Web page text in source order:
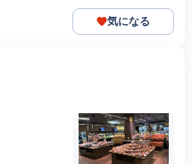
気になる